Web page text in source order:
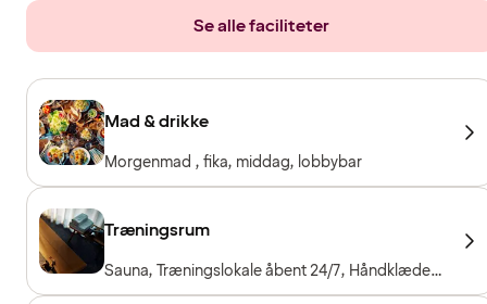
Se alle faciliteter
Mad & drikke
Morgenmad , fika, middag, lobbybar
Træningsrum
Sauna, Træningslokale åbent 24/7, Håndklæder
til låns, Træningsmaskiner, Konditionsmaskiner,